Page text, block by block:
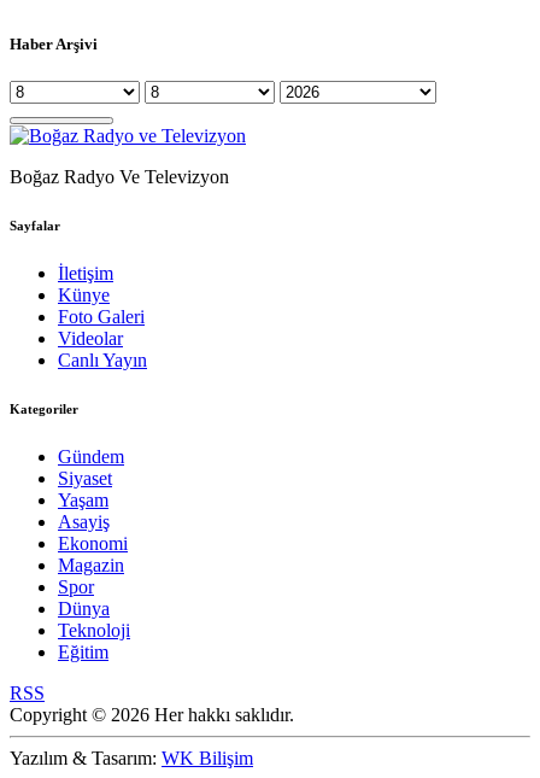
Haber Arşivi
Boğaz Radyo Ve Televizyon
Sayfalar
İletişim
Künye
Foto Galeri
Videolar
Canlı Yayın
Kategoriler
Gündem
Siyaset
Yaşam
Asayiş
Ekonomi
Magazin
Spor
Dünya
Teknoloji
Eğitim
RSS
Copyright © 2026 Her hakkı saklıdır.
Yazılım & Tasarım: WK Bilişim